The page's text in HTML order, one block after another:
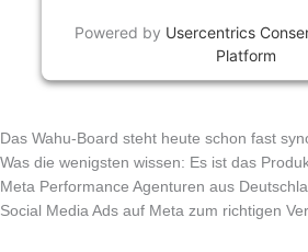
Powered by Usercentrics
Platform
Das Wahu-Board steht heute schon fast
Was die wenigsten wissen: Es ist das
Meta Performance Agenturen aus
Social Media Ads auf Meta zum richtigen